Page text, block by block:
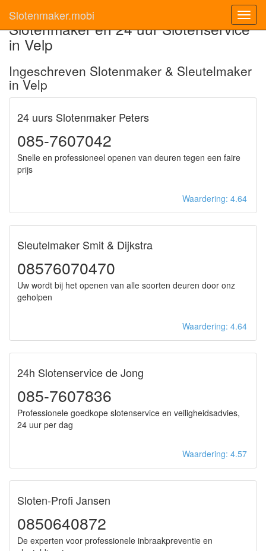
Slotenmaker.mobi
Slotenmaker en 24 uur Slotenservice
in Velp
Ingeschreven Slotenmaker & Sleutelmaker
in Velp
24 uurs Slotenmaker Peters
085-7607042
Snelle en professioneel openen van deuren tegen een faire
prijs
Waardering: 4.64
Sleutelmaker Smit & Dijkstra
08576070470
Uw wordt bij het openen van alle soorten deuren door onz
geholpen
Waardering: 4.64
24h Slotenservice de Jong
085-7607836
Professionele goedkope slotenservice en veiligheidsadvies,
24 uur per dag
Waardering: 4.57
Sloten-Profi Jansen
0850640872
De experten voor professionele inbraakpreventie en